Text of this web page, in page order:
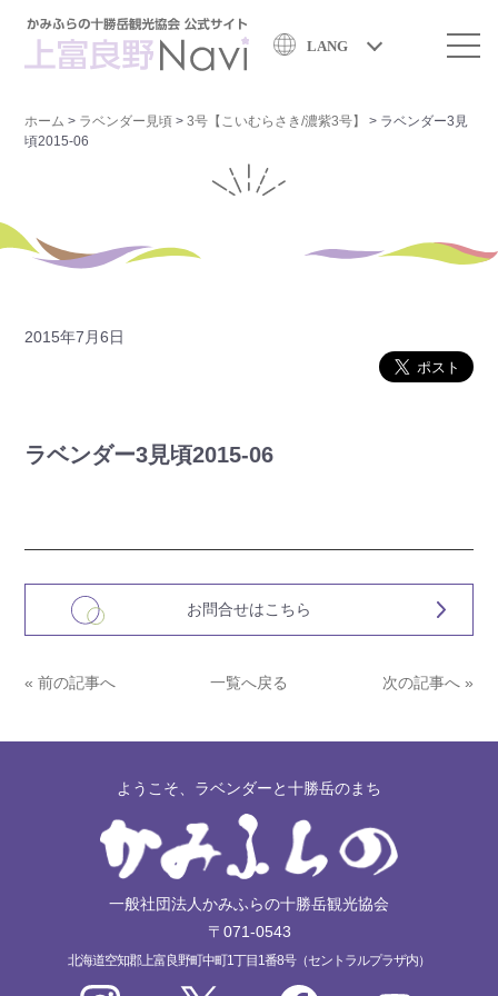
LANG
ホーム > ラベンダー見頃 >3号【こいむらさき/濃紫3号】 > ラベンダー3見
頃2015-06
2015年7月6日
ラベンダー3見頃2015-06
お問合せはこちら
« 前の記事へ 一覧へ戻る 次の記事へ »
ようこそ、ラベンダーと十勝岳のまち
一般社団法人かみふらの十勝岳観光協会
〒071-0543
北海道空知郡上富良野町中町1丁目1番8号（セントラルプラザ内）